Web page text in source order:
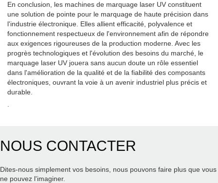
En conclusion, les machines de marquage laser UV constituent
une solution de pointe pour le marquage de haute précision dans
l'industrie électronique. Elles allient efficacité, polyvalence et
fonctionnement respectueux de l'environnement afin de répondre
aux exigences rigoureuses de la production moderne. Avec les
progrès technologiques et l'évolution des besoins du marché, le
marquage laser UV jouera sans aucun doute un rôle essentiel
dans l'amélioration de la qualité et de la fiabilité des composants
électroniques, ouvrant la voie à un avenir industriel plus précis et
durable.
NOUS CONTACTER
Dites-nous simplement vos besoins, nous pouvons faire plus que vous
ne pouvez l'imaginer.